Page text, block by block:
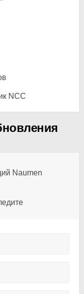
NCC
Naumen